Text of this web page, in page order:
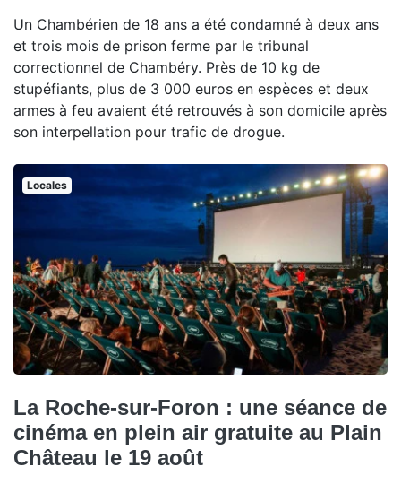
Un Chambérien de 18 ans a été condamné à deux ans
et trois mois de prison ferme par le tribunal
correctionnel de Chambéry. Près de 10 kg de
stupéfiants, plus de 3 000 euros en espèces et deux
armes à feu avaient été retrouvés à son domicile après
son interpellation pour trafic de drogue.
Locales
La Roche-sur-Foron : une séance de
cinéma en plein air gratuite au Plain
Château le 19 août